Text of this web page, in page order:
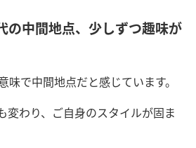
の中間地点、少しずつ趣味が
味で中間地点だと感じています。
変わり、ご自身のスタイルが固ま